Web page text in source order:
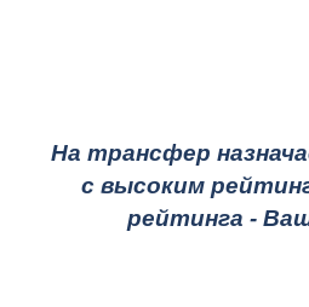
На трансфер
с высоким
рейтинга -